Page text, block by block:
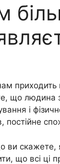
що людина
і
постійне
ви скажете,
що всі ці